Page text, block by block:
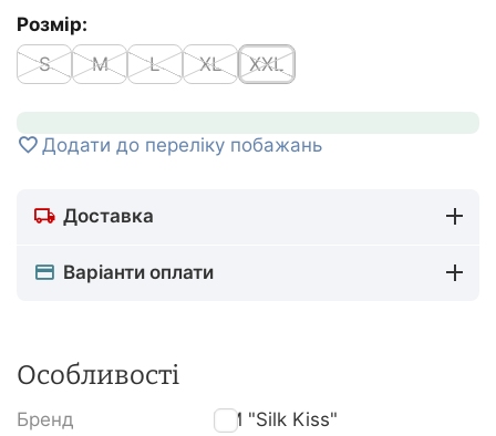
Розмір:
S
M L XL XXL
Додати до переліку побажань
Доставка
Варіанти оплати
Особливості
Бренд
TM "Silk Kiss"